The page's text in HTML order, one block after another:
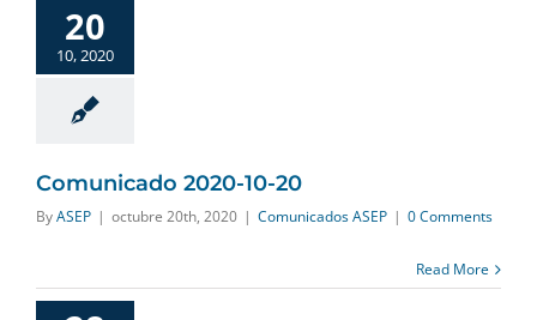
20
10, 2020
Comunicado 2020-10-20
ByASEP | octubre 20th, 2020 | Comunicados ASEP | 0 Comments
Read More